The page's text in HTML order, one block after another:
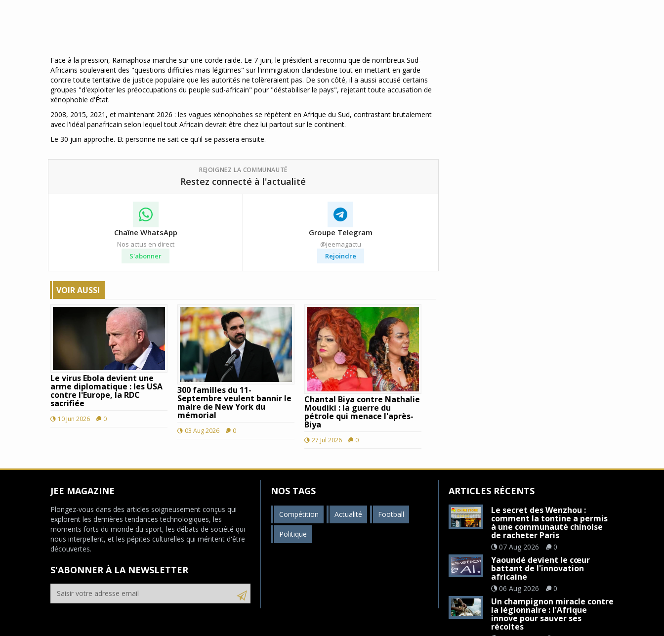
Face à la pression, Ramaphosa marche sur une corde raide. Le 7 juin, le président a reconnu que de nombreux Sud-
Africains soulevaient des "questions difficiles mais légitimes" sur l'immigration clandestine tout en mettant en garde
contre toute tentative de justice populaire que les autorités ne tolèreraient pas. De son côté, il a aussi accusé certains
groupes "d'exploiter les préoccupations du peuple sud-africain" pour "déstabiliser le pays", rejetant toute accusation de
xénophobie d'État.
2008, 2015, 2021, et maintenant 2026 : les vagues xénophobes se répètent en Afrique du Sud, contrastant brutalement
avec l'idéal panafricain selon lequel tout Africain devrait être chez lui partout sur le continent.
Le 30 juin approche. Et personne ne sait ce qu'il se passera ensuite.
REJOIGNEZ LA COMMUNAUTÉ
Restez connecté à l'actualité
Chaîne WhatsApp
Nos actus en direct
S'abonner
Groupe Telegram
@jeemagactu
Rejoindre
VOIR AUSSI
Le virus Ebola devient une
arme diplomatique : les USA
contre l'Europe, la RDC
sacrifiée
10 Jun 2026 0
300 familles du 11-
Septembre veulent bannir le
maire de New York du
mémorial
03 Aug 2026 0
Chantal Biya contre Nathalie
Moudiki : la guerre du
pétrole qui menace l'après-
Biya
27 Jul 2026 0
JEE MAGAZINE
Plongez-vous dans des articles soigneusement conçus qui
explorent les dernières tendances technologiques, les
moments forts du monde du sport, les débats de société qui
nous interpellent, et les pépites culturelles qui méritent d'être
découvertes.
S'ABONNER À LA NEWSLETTER
NOS TAGS
Compétition Actualité Football
Politique
ARTICLES RÉCENTS
Le secret des Wenzhou :
comment la tontine a permis
à une communauté chinoise
de racheter Paris
07 Aug 2026 0
Yaoundé devient le cœur
battant de l'innovation
africaine
06 Aug 2026 0
Un champignon miracle contre
la légionnaire : l'Afrique
innove pour sauver ses
récoltes